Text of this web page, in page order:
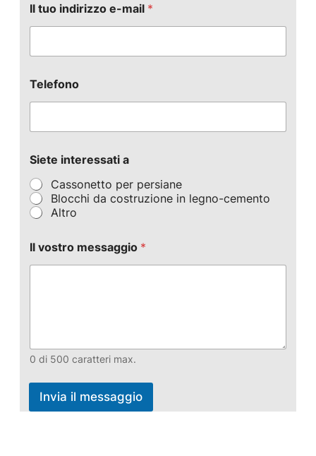
Il tuo indirizzo e-mail *
Telefono
Siete interessati a
Cassonetto per persiane
Blocchi da costruzione in legno-cemento
Altro
Il vostro messaggio *
0 di 500 caratteri max.
Invia il messaggio